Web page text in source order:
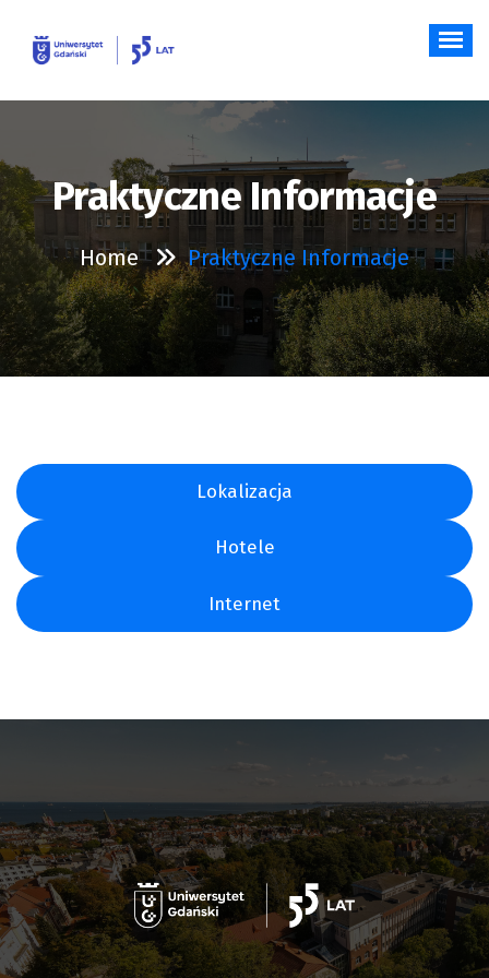
content
Praktyczne Informacje
Home Praktyczne Informacje
Lokalizacja
Hotele
Internet